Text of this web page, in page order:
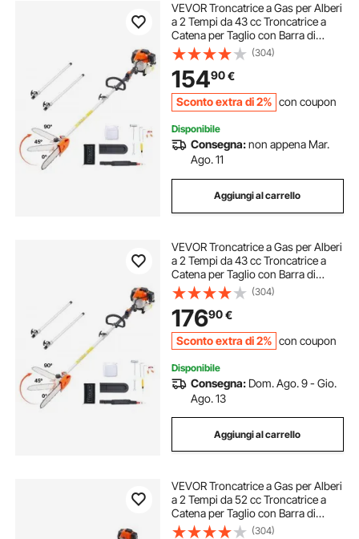
VEVOR Troncatrice a Gas per Alberi
a 2 Tempi da 43 cc Troncatrice a
Catena per Taglio con Barra di
Taglio da 25,4 cm Tagliasiepi a
Batteria con Testa Girevole,
Estensibile da 2,11 m a 3,61 m
(304)
15490€
Sconto extra di 2% con coupon
Disponibile
Consegna:non appena Mar.
Ago. 11
Aggiungi al carrello
VEVOR Troncatrice a Gas per Alberi
a 2 Tempi da 43 cc Troncatrice a
Catena per Taglio con Barra di
Taglio da 25,4 cm Tagliasiepi a
Batteria con Testa Girevole,
Estensibile da 2,16 m a 3,66 m
(304)
17690€
Sconto extra di 2% con coupon
Disponibile
Consegna: Dom. Ago. 9 - Gio.
Ago. 13
Aggiungi al carrello
VEVOR Troncatrice a Gas per Alberi
a 2 Tempi da 52 cc Troncatrice a
Catena per Taglio con Barra di
Taglio da 35,6 cm Tagliasiepi a
(304)